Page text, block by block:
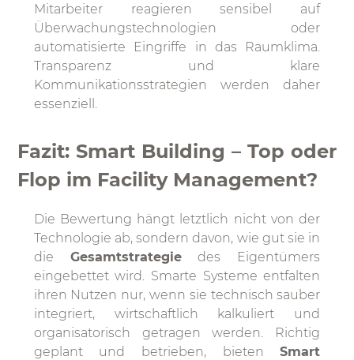
Mitarbeiter reagieren sensibel auf
Überwachungstechnologien oder
automatisierte Eingriffe in das Raumklima.
Transparenz und klare
Kommunikationsstrategien werden daher
essenziell.
Fazit: Smart Building – Top oder
Flop im Facility Management?
Die Bewertung hängt letztlich nicht von der
Technologie ab, sondern davon, wie gut sie in
die Gesamtstrategiedes Eigentümers
eingebettet wird. Smarte Systeme entfalten
ihren Nutzen nur, wenn sie technisch sauber
integriert, wirtschaftlich kalkuliert und
organisatorisch getragen werden. Richtig
geplant und betrieben, bietenSmart